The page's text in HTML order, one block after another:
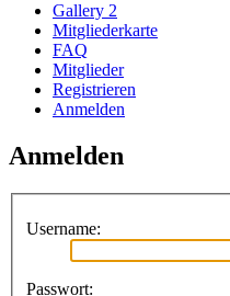
Gallery 2
Mitgliederkarte
FAQ
Mitglieder
Registrieren
Anmelden
Anmelden
Username:
Passwort: